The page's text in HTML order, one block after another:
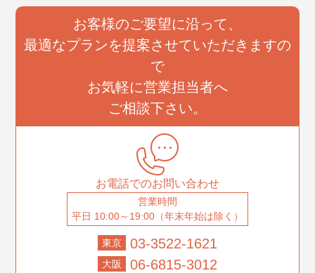
お客様のご要望に沿って、
最適なプランを提案させていただきますの
で
お気軽に営業担当者へ
ご相談下さい。
お電話でのお問い合わせ
営業時間
平日 10:00～19:00（年末年始は除く）
東京 03-3522-1621
大阪 06-6815-3012